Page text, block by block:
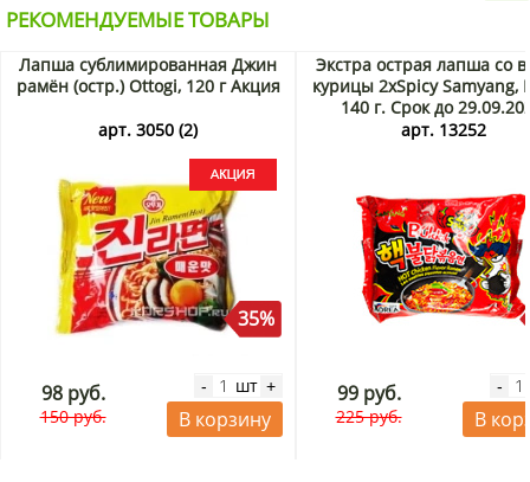
Купить Острую корейскую гречневую холодную лапшу
доставкой по Москве и Санкт-Петербургу, а также по
России почтой или транспортной компанией.
РЕКОМЕНДУЕМЫЕ ТОВАРЫ
Лапша сублимированная Джин
рамён (остр.) Ottogi, 120 г Акция
арт. 3050 (2)
35%
98 руб.
150 руб.
- шт +
В корзину
Экстра острая лапша со
курицы 2хSpicy Samyang,
140 г. Срок до
Распродажа
арт. 13252
99 руб.
225 руб.
-
В